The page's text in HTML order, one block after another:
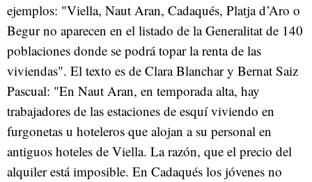
ejemplos: "Viella, Naut Aran, Cadaqués, Platja d’Aro o
Begur no aparecen en el listado de la Generalitat de 140
poblaciones donde se podrá topar la renta de las
viviendas". El texto es de Clara Blanchar y Bernat Saiz
Pascual: "En Naut Aran, en temporada alta, hay
trabajadores de las estaciones de esquí viviendo en
furgonetas u hoteleros que alojan a su personal en
antiguos hoteles de Viella. La razón, que el precio del
alquiler está imposible. En Cadaqués los jóvenes no